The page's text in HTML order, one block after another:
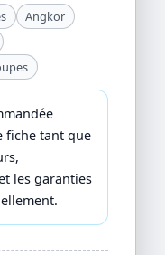
Angkor
fiche tant que
les garanties